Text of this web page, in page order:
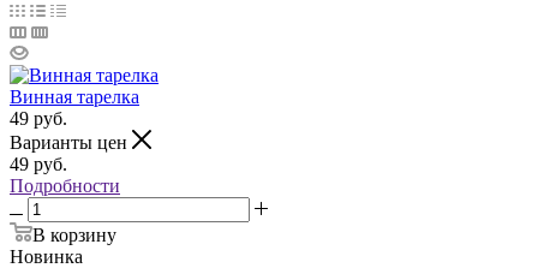
Винная тарелка
49 руб.
Варианты цен
49 руб.
Подробности
В корзину
Новинка